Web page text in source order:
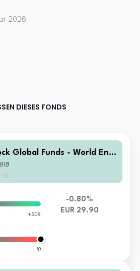
2026
DIESES FONDS
Global Funds - World Ener
A2
+50%
10
-0.80%
EUR 29.90